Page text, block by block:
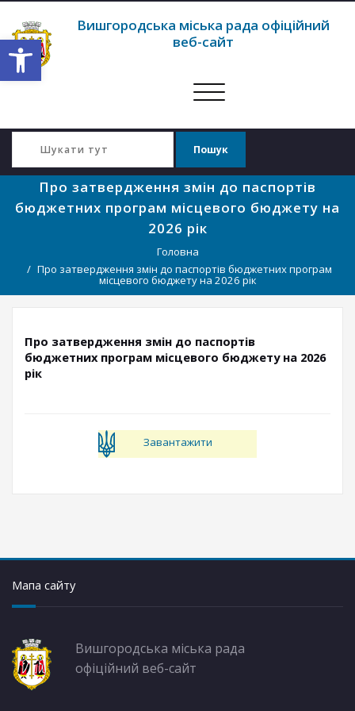
Відкрити Панель інструментів
Вишгородська міська рада офіційний
веб-сайт
Перемкнути
Про затвердження змін до паспортів
бюджетних програм місцевого бюджету на
2026 рік
Головна
Про затвердження змін до паспортів бюджетних програм
місцевого бюджету на 2026 рік
Про затвердження змін до паспортів
бюджетних програм місцевого бюджету на 2026
рік
Завантажити
Мапа сайту
Вишгородська міська рада
офіційний веб-сайт